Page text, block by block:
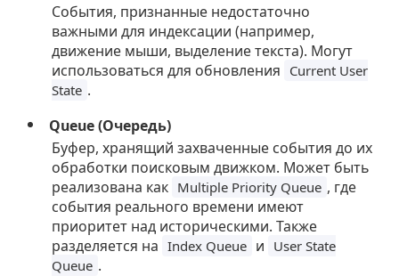
События, признанные недостаточно
важными для индексации (например,
движение мыши, выделение текста). Могут
использоваться для обновления Current User
State .
Queue (Очередь)
Буфер, хранящий захваченные события до их
обработки поисковым движком. Может быть
реализована как Multiple Priority Queue , где
события реального времени имеют
приоритет над историческими. Также
разделяется на Index Queue и User State
Queue .